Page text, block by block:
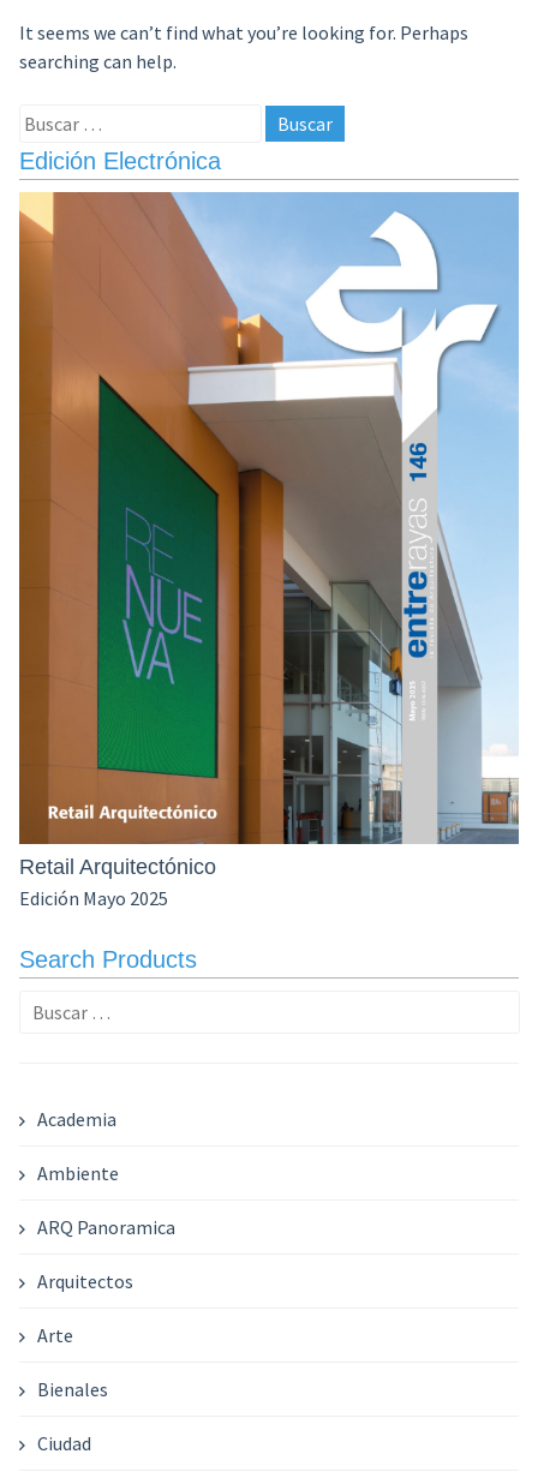
It seems we can’t find what you’re looking for. Perhaps
searching can help.
Buscar:
Edición Electrónica
Retail Arquitectónico
Edición Mayo 2025
Search Products
Buscar:
Academia
Ambiente
ARQ Panoramica
Arquitectos
Arte
Bienales
Ciudad